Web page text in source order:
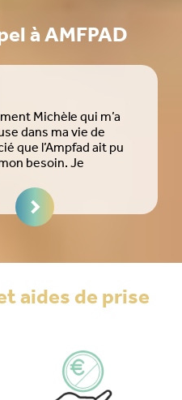
à AMFPAD
Michèle qui m’a
dans ma vie de
que l’Ampfad ait pu
besoin. Je
aides de prise